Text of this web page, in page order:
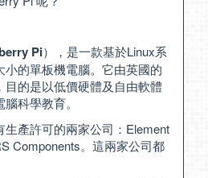
Pi），是一款基於Linux系
的單板機電腦。它由英國的
的是以低價硬體及自由軟體
科學教育。
產許可的兩家公司：Element
Components。這兩家公司都